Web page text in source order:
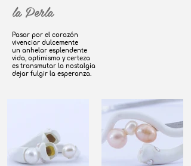
la Perla
Pasar por el corazón
vivenciar dulcemente
un anhelar esplendente
vida, optimismo y certeza
es transmutar la nostalgia
dejar fulgir la esperanza.